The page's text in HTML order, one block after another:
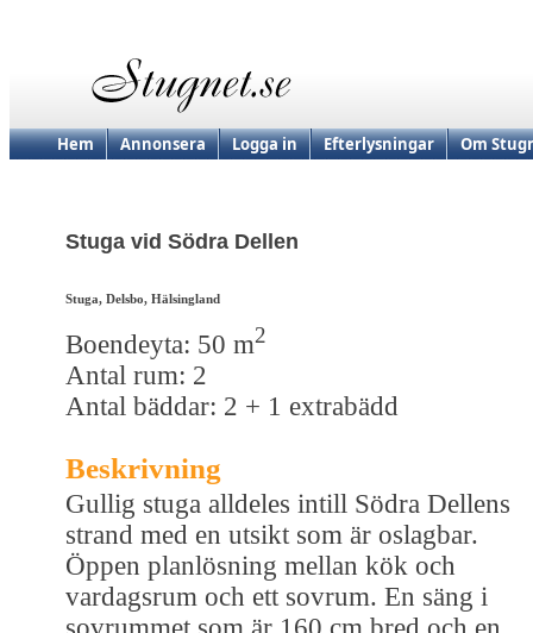
Hem Annonsera Logga in Efterlysningar Om
Stuga vid Södra Dellen
Stuga, Delsbo, Hälsingland
Boendeyta: 50 m2
Antal rum: 2
Antal bäddar: 2 + 1 extrabädd
Beskrivning
Gullig stuga alldeles intill Södra Dellens
strand med en utsikt som är oslagbar.
Öppen planlösning mellan kök och
vardagsrum och ett sovrum. En säng i